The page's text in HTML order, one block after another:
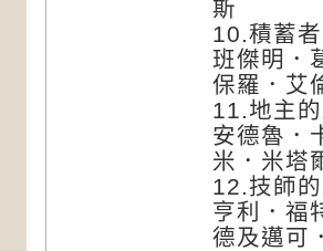
斯
10.積蓄
班傑明．
保羅．艾
11.地主
安德魯．
米．米塔
12.技師
亨利．福
德及邁可